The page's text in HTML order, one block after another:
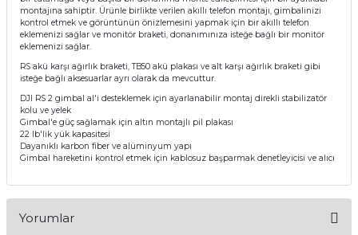
montajına sahiptir. Ürünle birlikte verilen akıllı telefon montajı, gimbalinizi
kontrol etmek ve görüntünün önizlemesini yapmak için bir akıllı telefon
eklemenizi sağlar ve monitör braketi, donanımınıza isteğe bağlı bir monitör
eklemenizi sağlar.
RS akü karşı ağırlık braketi, TB50 akü plakası ve alt karşı ağırlık braketi gibi
isteğe bağlı aksesuarlar ayrı olarak da mevcuttur.
DJI RS 2 gimbal al'i desteklemek için ayarlanabilir montaj direkli stabilizatör
kolu ve yelek
Gimbal'e güç sağlamak için altın montajlı pil plakası
22 lb'lik yük kapasitesi
Dayanıklı karbon fiber ve alüminyum yapı
Gimbal hareketini kontrol etmek için kablosuz başparmak denetleyicisi ve alıcı
Yorumlar